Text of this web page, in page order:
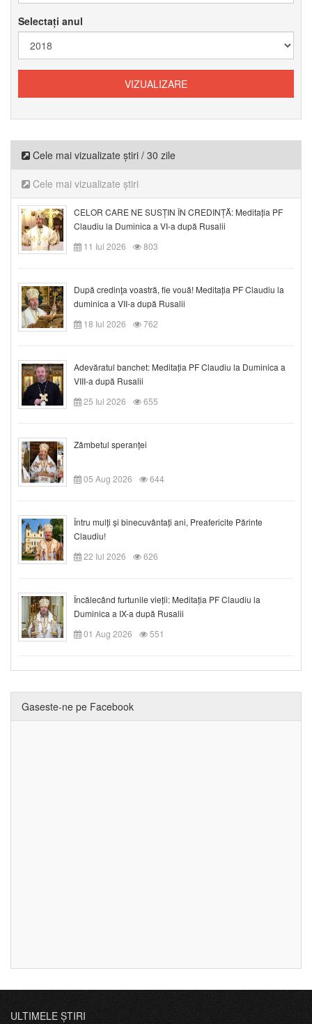
Selectați anul
Cele mai vizualizate știri / 30 zile
Cele mai vizualizate știri
CELOR CARE NE SUSȚIN ÎN CREDINȚĂ: Meditația PF
Claudiu la Duminica a VI-a după Rusalii
11 Iul 2026
803
După credinţa voastră, fie vouă! Meditația PF Claudiu la
duminica a VII-a după Rusalii
18 Iul 2026
762
Adevăratul banchet: Meditația PF Claudiu la Duminica a
VIII-a după Rusalii
25 Iul 2026
655
Zâmbetul speranței
05 Aug 2026 644
Întru mulți și binecuvântați ani, Preafericite Părinte
Claudiu!
22 Iul 2026
626
Încălecând furtunile vieții: Meditația PF Claudiu la
Duminica a IX-a după Rusalii
01 Aug 2026
551
Gaseste-ne pe Facebook
ULTIMELE ȘTIRI